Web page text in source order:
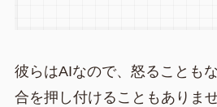
彼らはAIなので、怒ることも
合を押し付けることもありませ